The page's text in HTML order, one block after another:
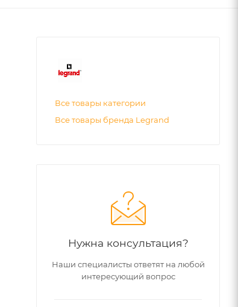
Все товары категории
Все товары бренда Legrand
Нужна консультация?
Наши специалисты ответят на любой
интересующий вопрос